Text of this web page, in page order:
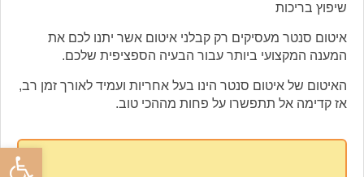
פתח
שיפוץ בריכות
איטום סנטר מעסיקים רק קבלני איטום אשר יתנו לכם את
המענה המקצועי ביותר עבור הבעיה הספציפית שלכם.
האיטום של איטום סנטר הינו בעל אחריות ועמיד לאורך זמן רב,
אז קדימה אל תתפשרו על פחות מההכי טוב.